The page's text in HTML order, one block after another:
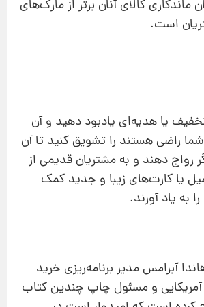
ماندگاری کالای آنان برتر از مارک‌های
است.
یا هدیه‌ای یادبود دهید و آن
راضی هستند را تشویق کنید تا آن
رواج دهند و به مشتریان قدیمی از
یا کارت‌های زیبا و جدید کمک
به یاد آورند.
آبرامس مدیر برنامه‌ریزی خرید
و مسئول چاپ چندین کتاب